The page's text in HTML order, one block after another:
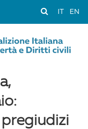
EN